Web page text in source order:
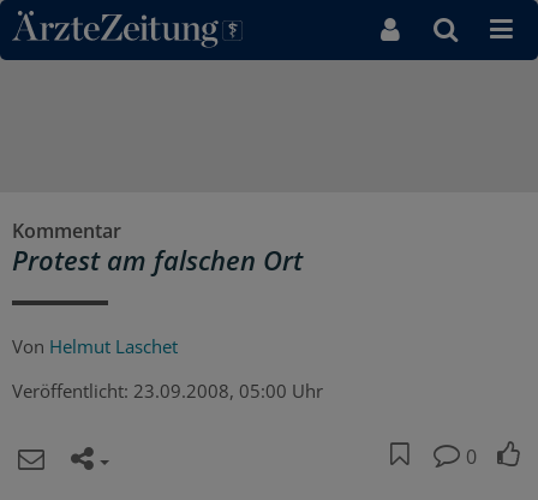
Direkt zum Inhaltsbereich
Kommentar
Protest am falschen Ort
Von Helmut Laschet
Veröffentlicht: 23.09.2008, 05:00 Uhr
0